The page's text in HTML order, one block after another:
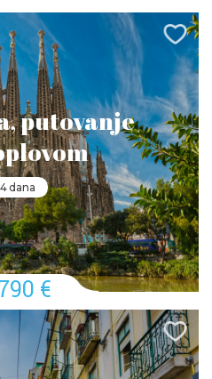
putovanje
4 dana
€